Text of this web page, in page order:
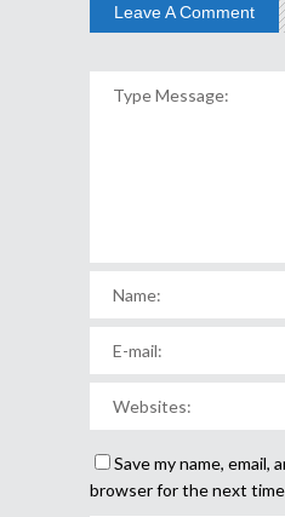
Leave A Comment
Save my name, email,
browser for the next